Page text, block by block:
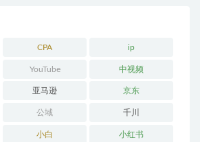
CPA ip
YouTube 中视频
亚马逊 京东
公域 千川
小白 小红书